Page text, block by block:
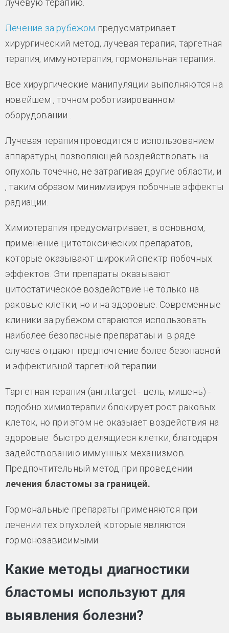
лучевую терапию.
Лечение за рубежом предусматривает
хирургический метод, лучевая терапия, таргетная
терапия, иммунотерапия, гормональная терапия.
Все хирургические манипуляции выполняются на
новейшем , точном роботизированном
оборудовании .
Лучевая терапия проводится с использованием
аппаратуры, позволяющей воздействовать на
опухоль точечно, не затрагивая другие области, и
, таким образом минимизируя побочные эффекты
радиации.
Химиотерапия предусматривает, в основном,
применение цитотоксических препаратов,
которые оказывают широкий спектр побочных
эффектов. Эти препараты оказывают
цитостатическое воздействие не только на
раковые клетки, но и на здоровые. Современные
клиники за рубежом стараются использовать
наиболее безопасные препаратаы и в ряде
случаев отдают предпочтение более безопасной
и эффективной таргетной терапии.
Таргетная терапия (англ.target - цель, мишень) -
подобно химиотерапии блокирует рост раковых
клеток, но при этом не оказыает воздействия на
здоровые быстро делящиеся клетки, благодаря
задействованию иммунных механизмов.
Предпочтительный метод при проведении
лечения бластомы за границей.
Гормональные препараты применяются при
лечении тех опухолей, которые являются
гормонозависимыми.
Какие методы диагностики
бластомы используют для
выявления болезни?